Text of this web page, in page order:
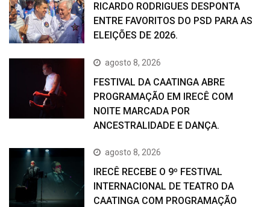
RICARDO RODRIGUES DESPONTA
ENTRE FAVORITOS DO PSD PARA AS
ELEIÇÕES DE 2026.
agosto 8, 2026
FESTIVAL DA CAATINGA ABRE
PROGRAMAÇÃO EM IRECÊ COM
NOITE MARCADA POR
ANCESTRALIDADE E DANÇA.
agosto 8, 2026
IRECÊ RECEBE O 9º FESTIVAL
INTERNACIONAL DE TEATRO DA
CAATINGA COM PROGRAMAÇÃO